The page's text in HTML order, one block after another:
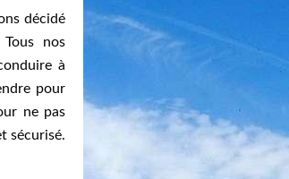
décidé
nos
à
pour
ne pas
sécurisé.